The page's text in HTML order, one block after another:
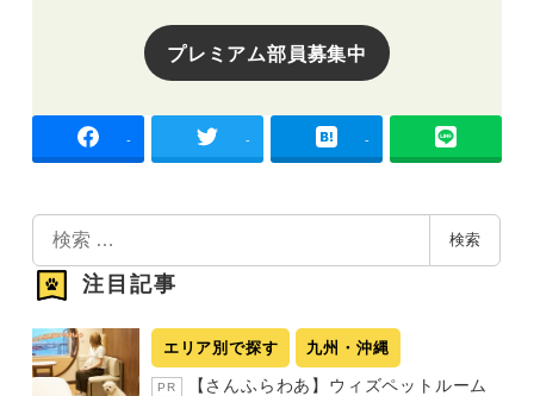
プレミアム部員募集中
- - -
検
索
検索
注目記事
エリア別で探す 九州・沖縄
PR
【さんふらわあ】ウィズペットルーム